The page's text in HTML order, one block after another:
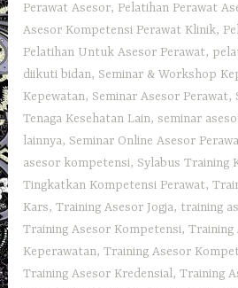
Perawat Asesor, Pelatihan Perawat
Asesor Kompetensi Perawat Klinik,
Pelatihan Untuk Asesor Perawat,
diikuti bidan, Seminar & Workshop
Kepewatan, Seminar Asesor Perawat,
Tenaga Kesehatan Lain,seminar
lainnya, Seminar Online Asesor
asesor kompetensi, Sylabus Training
Tingkatkan Kompetensi Perawat,
Kars,Training Asesor Jogja, training
Training Asesor Kompetensi,Training
Keperawatan,Training Asesor
Training Asesor Kredensial,Training